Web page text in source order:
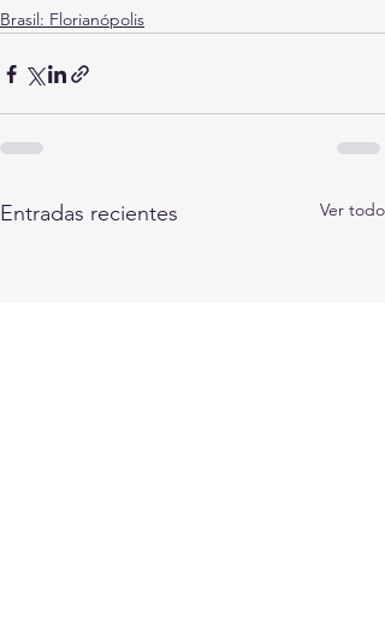
Brasil: Florianópolis
Entradas recientes Ver todo